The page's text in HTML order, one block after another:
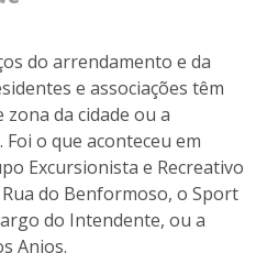
do arrendamento e da
e associações têm
da cidade ou a
o que aconteceu em
Excursionista e Recreativo
do Benformoso, o Sport
do Intendente, ou a
Anjos.